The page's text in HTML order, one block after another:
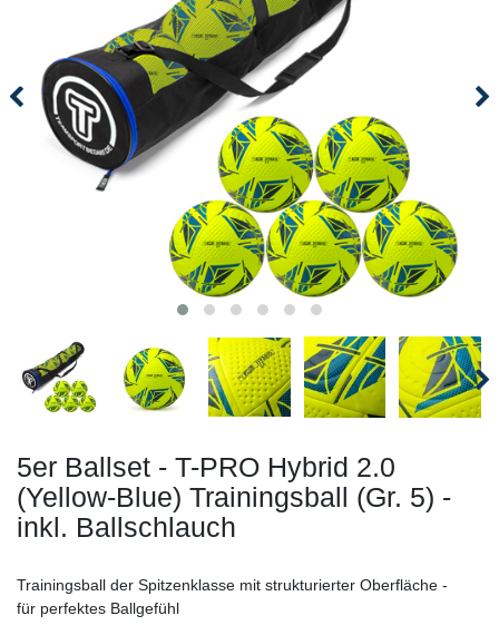
5er Ballset - T-PRO Hybrid 2.0
(Yellow-Blue) Trainingsball (Gr. 5) -
inkl. Ballschlauch
Trainingsball der Spitzenklasse mit strukturierter Oberfläche -
für perfektes Ballgefühl